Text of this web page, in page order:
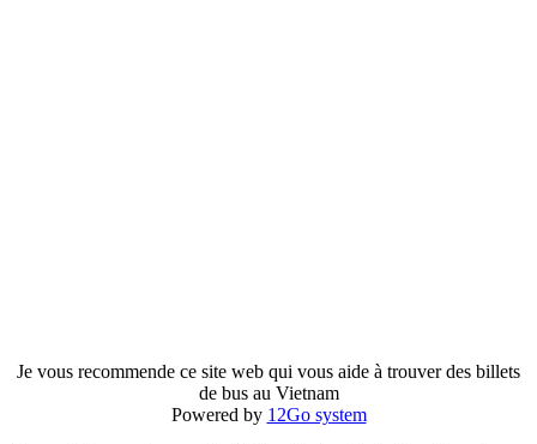
Je vous recommende ce site web qui vous aide à trouver des billets
de bus au Vietnam
Powered by 12Go system